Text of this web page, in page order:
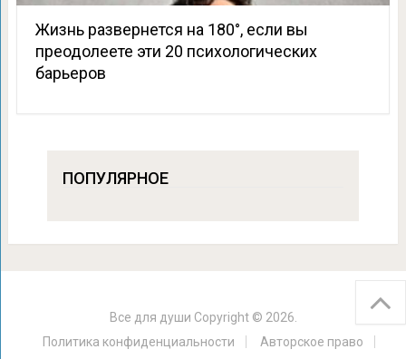
Жизнь развернется на 180°, если вы
преодолеете эти 20 психологических
барьеров
ПОПУЛЯРНОЕ
Все для души Copyright © 2026.
Политика конфиденциальности
Авторское право